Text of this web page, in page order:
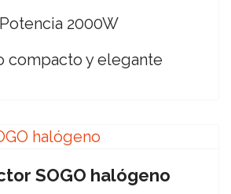
Potencia 2000W
compacto y elegante
SOGO halógeno